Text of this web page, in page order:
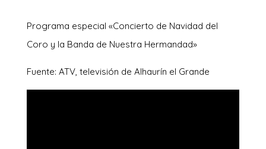
Programa especial «Concierto de Navidad del
Coro y la Banda de Nuestra Hermandad»
Fuente: ATV, televisión de Alhaurín el Grande